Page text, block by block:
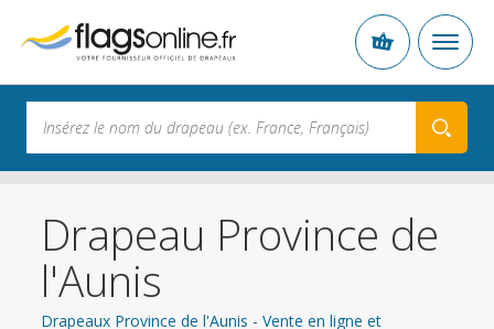
Drapeau Province de
l'Aunis
Drapeaux Province de l'Aunis - Vente en ligne et